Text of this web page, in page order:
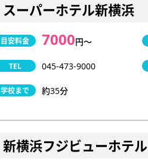
スーパーホテル新横浜
目安料金 7000円〜
TEL 045-473-9000
学校まで 約35分
新横浜フジビューホテル